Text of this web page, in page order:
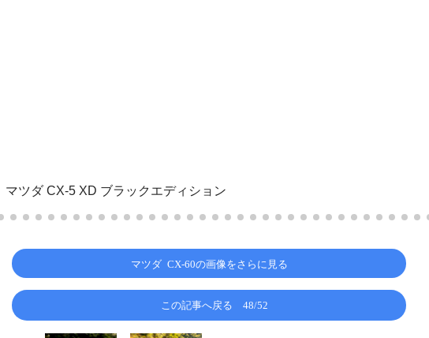
マツダ CX-5 XD ブラックエディション
マツダ CX-60の画像をさらに見る
この記事へ戻る 48/52